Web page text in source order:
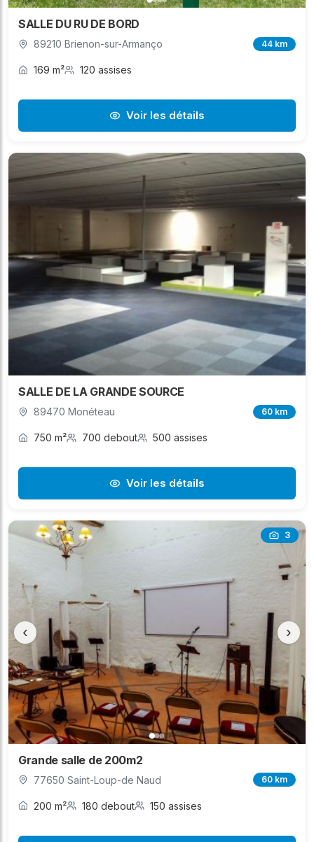
SALLE DU RU DE BORD
89210 Brienon-sur-Armanço 44 km
169 m² 120 assises
Voir les détails
SALLE DE LA GRANDE SOURCE
89470 Monéteau 60 km
750 m² 700 debout 500 assises
Voir les détails
3
‹ ›
Grande salle de 200m2
77650 Saint-Loup-de Naud 60 km
200 m² 180 debout 150 assises